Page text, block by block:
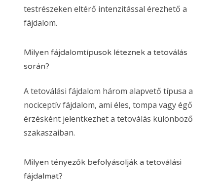
testrészeken eltérő intenzitással érezhető a
fájdalom.
Milyen fájdalomtípusok léteznek a tetoválás
során?
A tetoválási fájdalom három alapvető típusa a
nociceptív fájdalom, ami éles, tompa vagy égő
érzésként jelentkezhet a tetoválás különböző
szakaszaiban.
Milyen tényezők befolyásolják a tetoválási
fájdalmat?